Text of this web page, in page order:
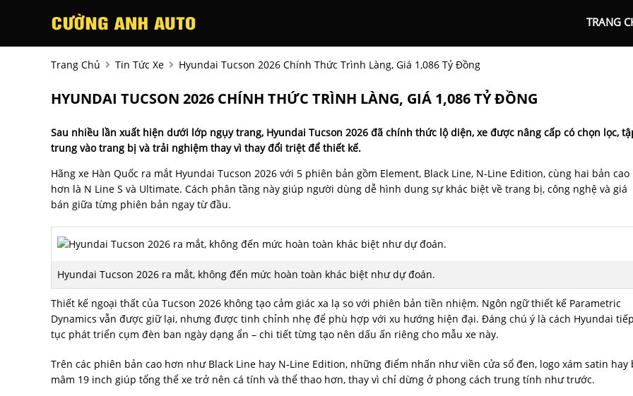
TRANG
Trang Chủ Tin Tức Xe Hyundai Tucson 2026 Chính Thức Trình Làng, Giá 1,086 Tỷ Đồng
HYUNDAI TUCSON 2026 CHÍNH THỨC TRÌNH LÀNG, GIÁ 1,086 TỶ ĐỒNG
Sau nhiều lần xuất hiện dưới lớp ngụy trang, Hyundai Tucson 2026 đã chính thức lộ diện, xe được nâng cấp có chọn lọc,
trung vào trang bị và trải nghiệm thay vì thay đổi triệt để thiết kế.
Hãng xe Hàn Quốc ra mắt Hyundai Tucson 2026 với 5 phiên bản gồm Element, Black Line, N-Line Edition, cùng hai bản cao
hơn là N Line S và Ultimate. Cách phân tầng này giúp người dùng dễ hình dung sự khác biệt về trang bị, công nghệ và giá
bán giữa từng phiên bản ngay từ đầu.
Hyundai Tucson 2026 ra mắt, không đến mức hoàn toàn khác biệt như dự đoán.
Thiết kế ngoại thất của Tucson 2026 không tạo cảm giác xa lạ so với phiên bản tiền nhiệm. Ngôn ngữ thiết kế Parametric
Dynamics vẫn được giữ lại, nhưng được tinh chỉnh nhẹ để phù hợp với xu hướng hiện đại. Đáng chú ý là cách Hyundai tiếp
tục phát triển cụm đèn ban ngày dạng ẩn – chi tiết từng tạo nên dấu ấn riêng cho mẫu xe này.
Trên các phiên bản cao hơn như Black Line hay N-Line Edition, những điểm nhấn như viền cửa sổ đen, logo xám satin hay
mâm 19 inch giúp tổng thể xe trở nên cá tính và thể thao hơn, thay vì chỉ dừng ở phong cách trung tính như trước.